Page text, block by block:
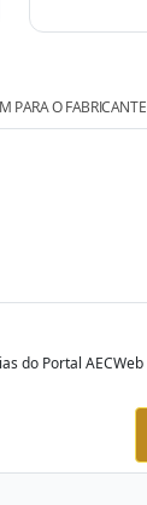
PARA O FABRICANTE
do Portal AECWeb